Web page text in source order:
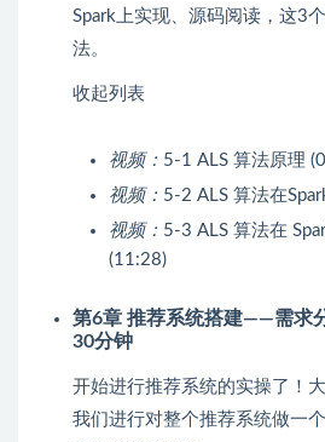
Spark上实现、源码阅读，这3
法。
收起列表
视频： 5-1 ALS 算法原理
视频： 5-2 ALS 算法在
视频： 5-3 ALS 算法在
(11:28)
第6章 推荐系统搭建——需求
30分钟
开始进行推荐系统的实操了！
我们进行对整个推荐系统做一